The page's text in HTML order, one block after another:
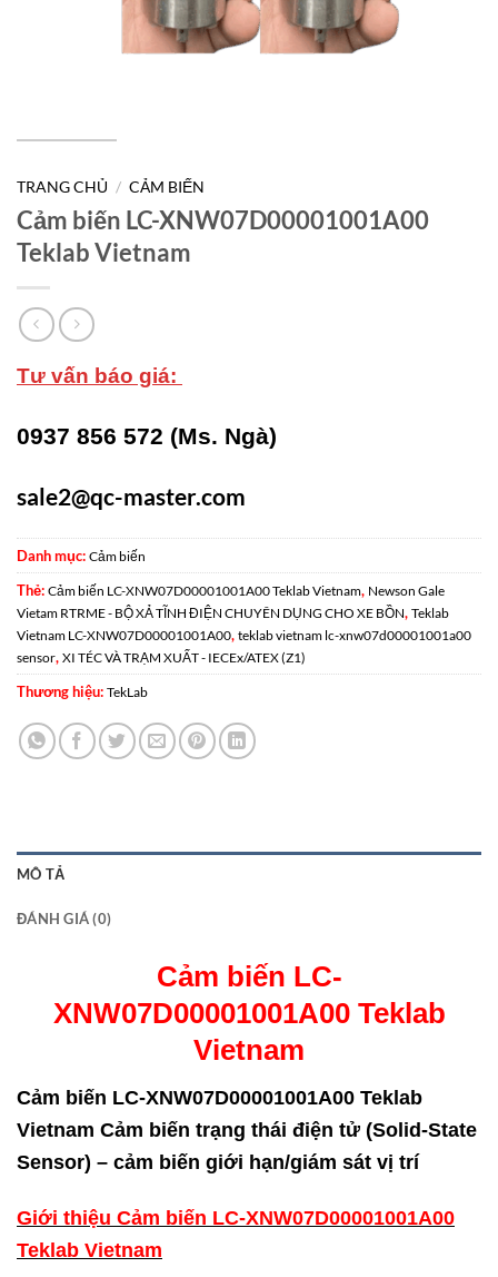
TRANG CHỦ / CẢM BIẾN
Cảm biến LC-XNW07D00001001A00
Teklab Vietnam
Tư vấn báo giá:
0937 856 572 (Ms. Ngà)
sale2@qc-master.com
Danh mục: Cảm biến
Thẻ: Cảm biến LC-XNW07D00001001A00 Teklab Vietnam, Newson Gale
Vietam RTRME - BỘ XẢ TĨNH ĐIỆN CHUYÊN DỤNG CHO XE BỒN, Teklab
Vietnam LC-XNW07D00001001A00, teklab vietnam lc-xnw07d00001001a00
sensor, XI TÉC VÀ TRẠM XUẤT - IECEx/ATEX (Z1)
Thương hiệu: TekLab
MÔ TẢ
ĐÁNH GIÁ (0)
Cảm biến LC-
XNW07D00001001A00 Teklab
Vietnam
Cảm biến LC-XNW07D00001001A00 Teklab
Vietnam Cảm biến trạng thái điện tử (Solid-State
Sensor) – cảm biến giới hạn/giám sát vị trí
Giới thiệu Cảm biến LC-XNW07D00001001A00
Teklab Vietnam